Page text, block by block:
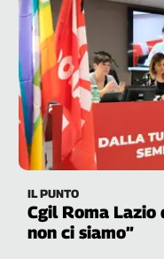
IL PUNTO
Cgil Roma Lazio
non ci siamo”